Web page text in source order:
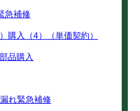
急補修
購入（4）（単価契約）
品購入
れ緊急補修